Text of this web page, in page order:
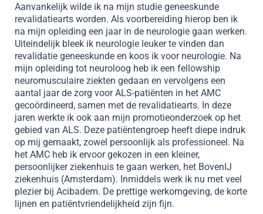
Aanvankelijk wilde ik na mijn studie geneeskunde
revalidatiearts worden. Als voorbereiding hierop ben ik
na mijn opleiding een jaar in de neurologie gaan werken.
Uiteindelijk bleek ik neurologie leuker te vinden dan
revalidatie geneeskunde en koos ik voor neurologie. Na
mijn opleiding tot neuroloog heb ik een fellowship
neuromusculaire ziekten gedaan en vervolgens een
aantal jaar de zorg voor ALS-patiënten in het AMC
gecoördineerd, samen met de revalidatiearts. In deze
jaren werkte ik ook aan mijn promotieonderzoek op het
gebied van ALS. Deze patiëntengroep heeft diepe indruk
op mij gemaakt, zowel persoonlijk als professioneel. Na
het AMC heb ik ervoor gekozen in een kleiner,
persoonlijker ziekenhuis te gaan werken, het BovenIJ
ziekenhuis (Amsterdam). Inmiddels werk ik nu met veel
plezier bij Acibadem. De prettige werkomgeving, de korte
lijnen en patiëntvriendelijkheid zijn fijn.